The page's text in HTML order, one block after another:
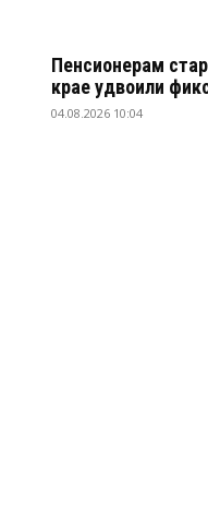
Пенсионерам
крае удвоили
04.08.2026 10:04